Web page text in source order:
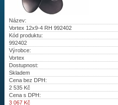
Vrtule
Redukční pouzdra XHS
Kontakty
Aktuality
Název:
Vortex 12x9-4 RH 992402
Kód produktu:
992402
Výrobce:
Vortex
Dostupnost:
Skladem
Cena bez DPH:
2 535Kč
Cena s DPH:
3 067Kč